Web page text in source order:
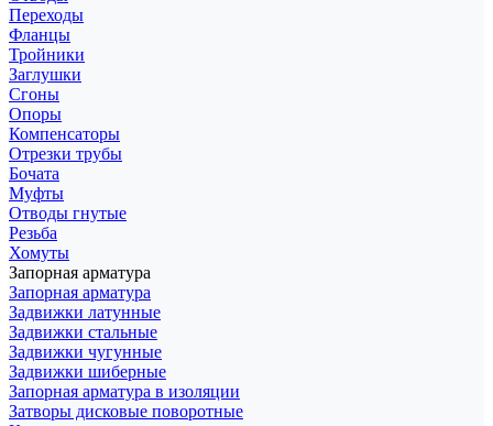
Переходы
Фланцы
Тройники
Заглушки
Сгоны
Опоры
Компенсаторы
Отрезки трубы
Бочата
Муфты
Отводы гнутые
Резьба
Хомуты
Запорная арматура
Запорная арматура
Задвижки латунные
Задвижки стальные
Задвижки чугунные
Задвижки шиберные
Запорная арматура в изоляции
Затворы дисковые поворотные